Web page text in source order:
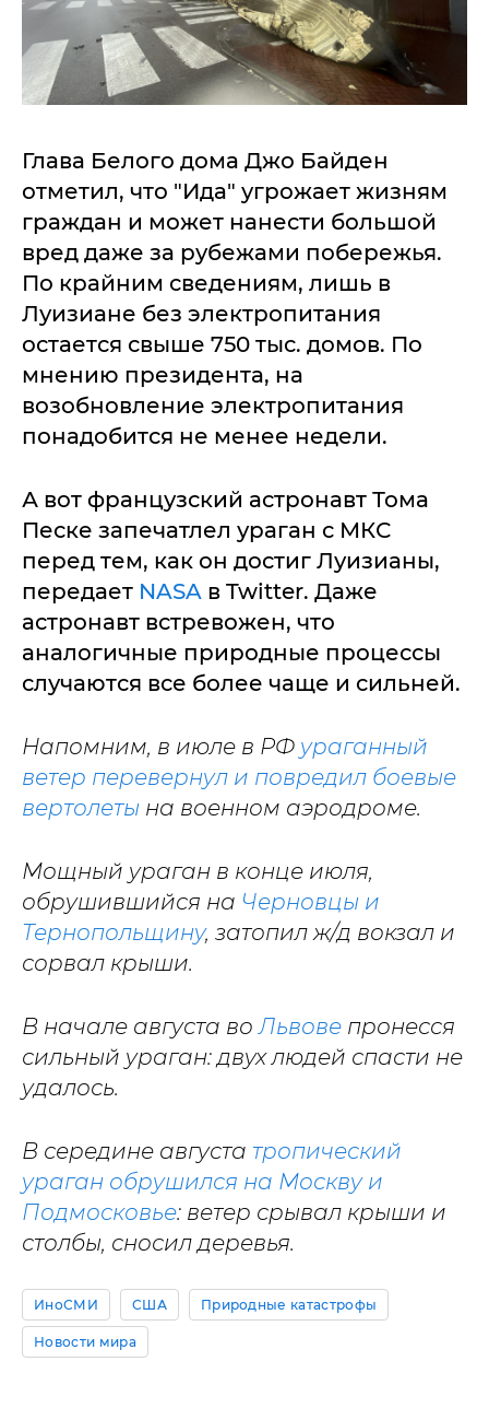
Глава Белого дома Джо Байден
отметил, что "Ида" угрожает жизням
граждан и может нанести большой
вред даже за рубежами побережья.
По крайним сведениям, лишь в
Луизиане без электропитания
остается свыше 750 тыс. домов. По
мнению президента, на
возобновление электропитания
понадобится не менее недели.
А вот французский астронавт Тома
Песке запечатлел ураган с МКС
перед тем, как он достиг Луизианы,
передает NASA в Twitter. Даже
астронавт встревожен, что
аналогичные природные процессы
случаются все более чаще и сильней.
Напомним, в июле в РФ ураганный
ветер перевернул и повредил боевые
вертолеты на военном аэродроме.
Мощный ураган в конце июля,
обрушившийся на Черновцы и
Тернопольщину, затопил ж/д вокзал и
сорвал крыши.
В начале августа воЛьвове пронесся
сильный ураган: двух людей спасти не
удалось.
В середине августа тропический
ураган обрушился на Москву и
Подмосковье: ветер срывал крыши и
столбы, сносил деревья.
ИноСМИ США Природные катастрофы
Новости мира